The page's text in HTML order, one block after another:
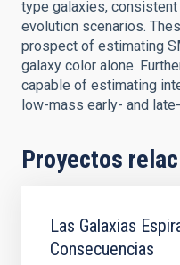
type galaxies,
evolution scenarios.
prospect of estimating
galaxy color alone.
capable of estimating
low-mass early- and
Proyectos
Las Galaxias
Consecuencias